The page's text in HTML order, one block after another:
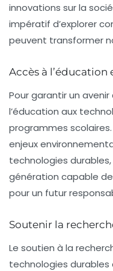
innovations sur la
impératif d’explorer
peuvent transformer
Accès à
Pour garantir un
l’éducation aux
programmes
enjeux
technologies
génération capable
pour un futur
Soutenir la
Le soutien à la
technologies